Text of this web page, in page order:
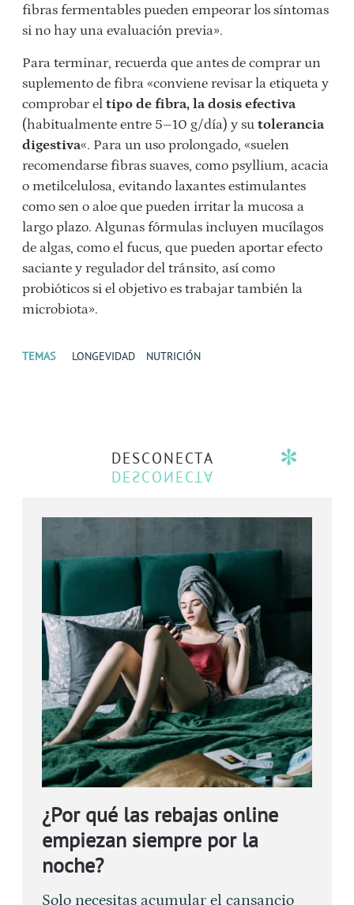
fibras fermentables pueden empeorar los síntomas
si no hay una evaluación previa».
Para terminar, recuerda que antes de comprar un
suplemento de fibra «conviene revisar la etiqueta y
comprobar el tipo de fibra, la dosis efectiva
(habitualmente entre 5–10 g/día) y su tolerancia
digestiva«. Para un uso prolongado, «suelen
recomendarse fibras suaves, como psyllium, acacia
o metilcelulosa, evitando laxantes estimulantes
como sen o aloe que pueden irritar la mucosa a
largo plazo. Algunas fórmulas incluyen mucílagos
de algas, como el fucus, que pueden aportar efecto
saciante y regulador del tránsito, así como
probióticos si el objetivo es trabajar también la
microbiota».
TEMAS LONGEVIDAD NUTRICIÓN
DESCONECTA
¿Por qué las rebajas online
empiezan siempre por la
noche?
Solo necesitas acumular el cansancio